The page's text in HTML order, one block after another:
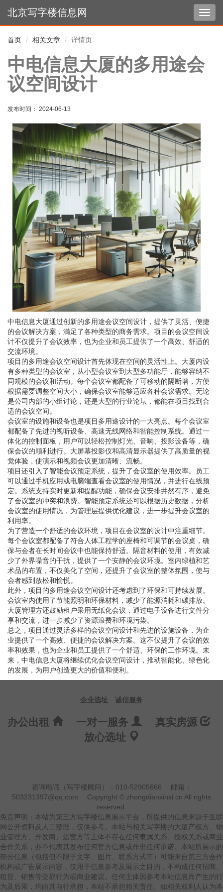
切
换
北京写字楼信息网
首页 相关文章 详情页
中电信息大厦的多用途会
议空间设计
发布时间： 2024-06-13
中电信息大厦通过创新的多用途会议空间设计，提供了灵活、便捷
的会议解决方案，满足了各种类型的商务需求。项目的会议空间设
计不仅提升了会议效率，也为企业和员工提供了一个高效、舒适的
交流环境。
项目的多用途会议空间设计首先体现在空间的灵活性上。大厦内设
有多种类型的会议室，从小型会议室到大型多功能厅，能够容纳不
同规模的会议和活动。每个会议室都配备了可移动的隔断墙，方便
根据需要调整空间大小，确保会议室能够适应各种会议需求。无论
是公司内部的小组讨论，还是大型的行业论坛，都能在项目找到合
适的会议空间。
会议室的设施和设备也是项目多用途设计的一大亮点。每个会议室
都配备了先进的视听设备、高速无线网络和智能控制系统。通过一
体化的控制面板，用户可以轻松控制灯光、音响、投影设备等，确
保会议的顺利进行。大屏幕投影仪和高清显示器提供了高质量的视
觉体验，使演示和视频会议更加清晰、流畅。
项目还引入了智能会议预定系统，提升了会议室的使用效率。员工
可以通过手机应用或电脑端查看会议室的使用情况，并进行在线预
定。系统支持实时更新和提醒功能，确保会议安排井然有序，避免
了会议室的冲突和浪费。智能预定系统还可以根据历史数据，分析
会议室的使用情况，为管理层提供优化建议，进一步提升会议室的
利用率。
为了营造一个舒适的会议环境，项目在会议室的设计中注重细节。
每个会议室都配备了符合人体工程学的座椅和可调节的会议桌，确
保与会者在长时间会议中也能保持舒适。隔音材料的使用，有效减
少了外界噪音的干扰，提供了一个安静的会议环境。室内绿植和艺
术品的布置，不仅美化了空间，还提升了会议室的整体氛围，使与
会者感到放松和愉悦。
此外，项目的多用途会议空间设计还考虑到了环保和可持续发展。
会议室内使用了节能照明和环保材料，减少了能源消耗和碳排放。
大厦管理方还鼓励租户采用无纸化会议，通过电子设备进行文件分
享和交流，进一步减少了资源浪费和环境污染。
总之，项目通过灵活多样的会议空间设计和先进的设施设备，为企
业提供了一个高效、便捷的会议解决方案。这不仅提升了会议的效
率和效果，也为企业和员工提供了一个舒适、环保的工作环境。未
来，中电信息大厦将继续优化会议空间设计，推动智能化、绿色化
的发展，为用户创造更大的价值和便利。
企业选址 诚信服务
办公出租 一对一服务
真实房源
放心选址
咨询电话（写字楼顾问）：010-52905666
邮箱：
503231397@qq.com
Copyright © zhongdianxinxi.cn All rights
reserved.
免责声明：本站为第三方写字楼信息展示平台，所提供的信息来源于互联
网公开资料及人工整理，仅供参考。本站与相关写字楼的大厦产权方、物
业管理方、开发商、运营方等主体不存在任何隶属关系、授权关系或商业
合作关系，亦不代表其发布任何官方信息或作出任何承诺。本站所展示的
部分信息（包括但不限于文字、图片、联系方式等）可能来自第三方合作
机构或广告展示内容，仅用于信息参考及展示之目的，不构成任何招商、
租赁、销售等交易行为或商业建议。任何主体因参考本站信息而产生的行
为及后果，均由其自行承担，本站不承担相关责任。如相关权利人认为本